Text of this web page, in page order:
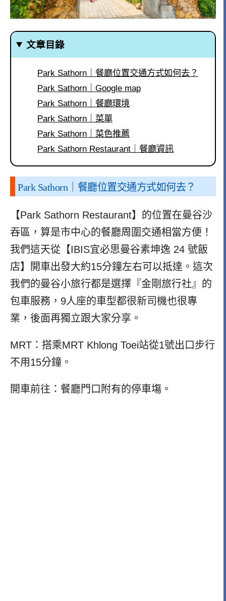
文章目錄
Park Sathorn｜餐廳位置交通方式如何去？
Park Sathorn｜Google map
Park Sathorn｜餐廳環境
Park Sathorn｜菜單
Park Sathorn｜菜色推薦
Park Sathorn Restaurant｜餐廳資訊
Park Sathorn｜餐廳位置交通方式如何去？
【Park Sathorn Restaurant】的位置在曼谷沙
吞區，算是市中心的餐廳周圍交通相當方便！
我們這天從【IBIS宜必思曼谷素坤逸 24 號飯
店】開車出發大約15分鐘左右可以抵達。這次
我們的曼谷小旅行都是選擇『金剛旅行社』的
包車服務，9人座的車型都很新司機也很專
業，後面再獨立跟大家分享。
MRT：搭乘MRT Khlong Toei站從1號出口步行
不用15分鐘。
開車前往：餐廳門口附有的停車塲。